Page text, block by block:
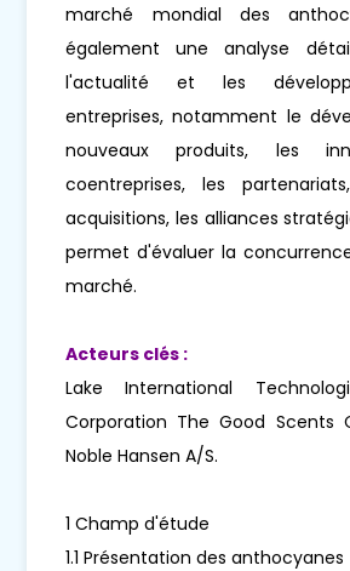
marché mondial des
également une analyse
l'actualité et les
entreprises, notamment le
nouveaux produits, les
coentreprises, les
acquisitions, les alliances
permet d'évaluer la
marché.
Acteurs clés :
Lake International
Corporation The Good Scents
Noble Hansen A/S.
1 Champ d'étude
1.1 Présentation des anthocyanes